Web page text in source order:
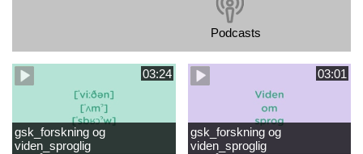
Podcasts
03:24
gsk_forskning og
viden_sproglig
03:01
gsk_forskning og
viden_sproglig